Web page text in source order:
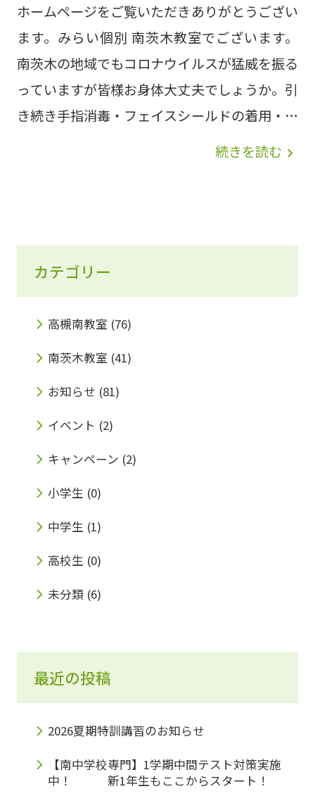
ホームページをご覧いただきありがとうござい
ます。みらい個別 南茨木教室でございます。
南茨木の地域でもコロナウイルスが猛威を振る
っていますが皆様お身体大丈夫でしょうか。引
き続き手指消毒・フェイスシールドの着用・換
気など感染症対策を徹底していきます。 光善
に与える影響は大きく、2020年より小学校で
のプログラミングが必修化されました。また、
高等学校におきましては、2022年度から「情
報Ⅰ」の科目が全面的に必修化され、本格的に
プログラミングを学びます。さらに、2024年
報」の科目において、プログラミングが出題さ
れることが決定しました。 小学生のうちから
プログラミングに触れておくことは、これから
めるって難しくないの？」 と思った保護者の
方、安心してください。 みらい個別では『コ
きるかしら？」 そんな疑問を抱えている保護
ぜひお気軽にお話だけでも聞きに来てくださ
い！お待ちしております????‍♂️ Access大阪府
茨木市玉櫛２丁目30−17プランドールモトイ１
続きを読む navigate_next
カテゴリー
高槻南教室 (76)
南茨木教室 (41)
お知らせ (81)
イベント (2)
キャンペーン (2)
小学生 (0)
中学生 (1)
高校生 (0)
未分類 (6)
最近の投稿
2026夏期特訓講習のお知らせ
【南中学校専門】1学期中間テスト対策実施
中！ 新1年生もここからスタート！